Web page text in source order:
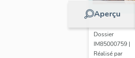
Aperçu
Dossier
IM85000759 |
Réalisé par